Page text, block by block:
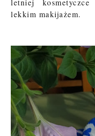
letniej
lekkim makijażem.